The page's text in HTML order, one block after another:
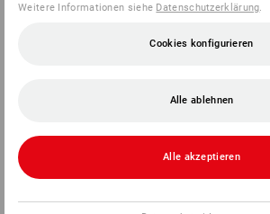
Weitere Informationen siehe Datenschutzerklärung
Cookies konfigurieren
Alle ablehnen
Alle akzeptieren